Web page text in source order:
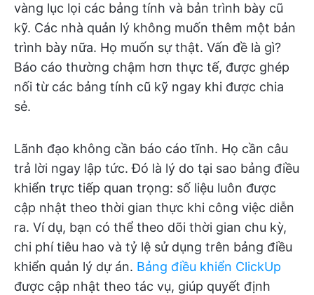
vàng lục lọi các bảng tính và bản trình bày cũ
kỹ. Các nhà quản lý không muốn thêm một bản
trình bày nữa. Họ muốn sự thật. Vấn đề là gì?
Báo cáo thường chậm hơn thực tế, được ghép
nối từ các bảng tính cũ kỹ ngay khi được chia
sẻ.
Lãnh đạo không cần báo cáo tĩnh. Họ cần câu
trả lời ngay lập tức. Đó là lý do tại sao bảng điều
khiển trực tiếp quan trọng: số liệu luôn được
cập nhật theo thời gian thực khi công việc diễn
ra. Ví dụ, bạn có thể theo dõi thời gian chu kỳ,
chi phí tiêu hao và tỷ lệ sử dụng trên bảng điều
khiển quản lý dự án. Bảng điều khiển ClickUp
được cập nhật theo tác vụ, giúp quyết định